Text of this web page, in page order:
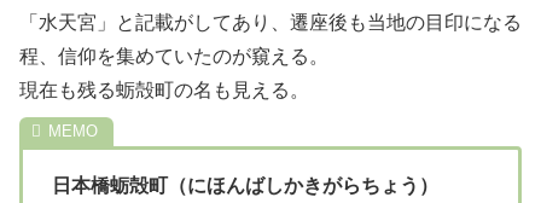
「水天宮」と記載がしてあり、遷座後も当地の目印になる
程、信仰を集めていたのが窺える。
現在も残る蛎殻町の名も見える。
日本橋蛎殻町（にほんばしかきがらちょう）